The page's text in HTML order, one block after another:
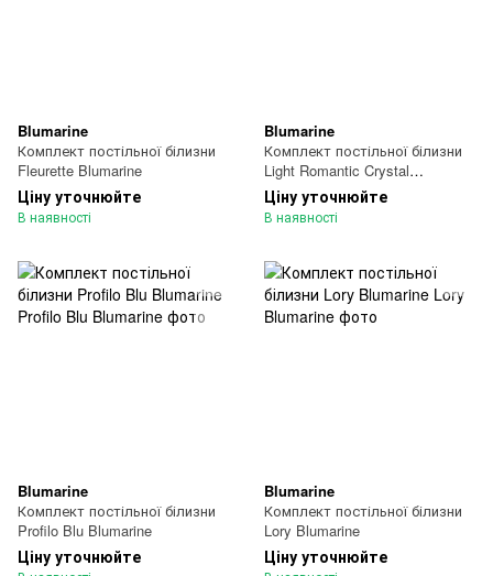
Blumarine
Комплект постільної білизни
Fleurette Blumarine
Ціну уточнюйте
В наявності
Blumarine
Комплект постільної білизни
Light Romantic Crystal
Blumarine
Ціну уточнюйте
В наявності
Blumarine
Комплект постільної білизни
Profilo Blu Blumarine
Ціну уточнюйте
Blumarine
Комплект постільної білизни
Lory Blumarine
Ціну уточнюйте